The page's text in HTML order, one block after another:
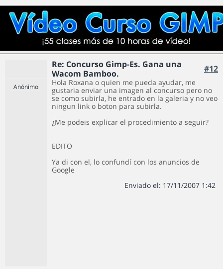
Re: Concurso Gimp-Es. Gana una
Wacom Bamboo.
#12
Anónimo
Hola Roxana o quien me pueda ayudar, me
gustaria enviar una imagen al concurso pero no
se como subirla, he entrado en la galeria y no veo
ningun link o boton para subirla.
¿Me podeis explicar el procedimiento a seguir?
EDITO
Ya di con el, lo confundí con los anuncios de
Google
Enviado el: 17/11/2007 1:42